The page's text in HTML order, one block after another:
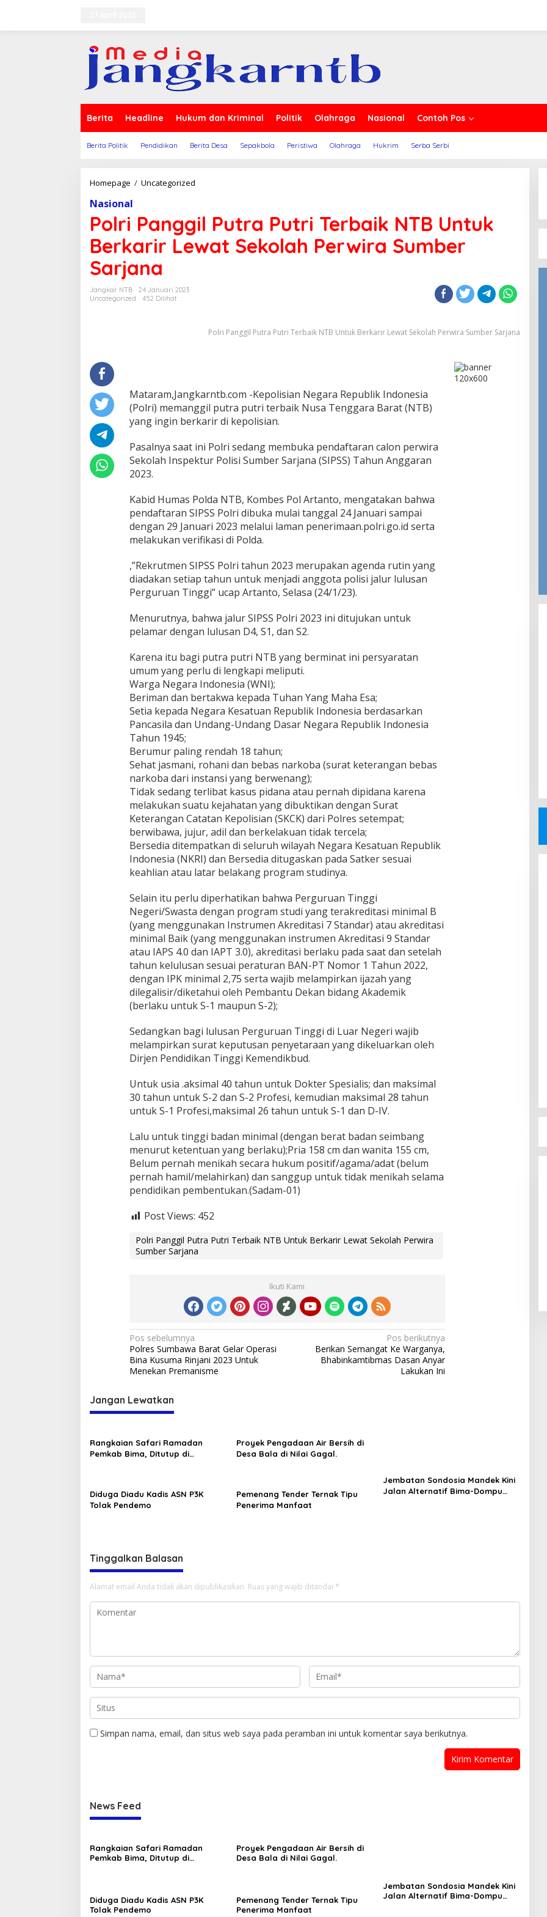
Berita Headline Hukum dan Kriminal Politik Olahraga Nasional Contoh Pos
Berita Politik Pendidikan Berita Desa Sepakbola Peristiwa Olahraga Hukrim Serba Serbi
Homepage / Uncategorized
Putri
Terbaik
Untuk
Nasional
Polri Panggil Putra Putri Terbaik NTB Untuk
Berkarir Lewat Sekolah Perwira Sumber
Sarjana
Jangkar NTB
24 Januari 2023
Uncategorized
452 Dilihat
Polri Panggil Putra Putri Terbaik NTB Untuk Berkarir Lewat Sekolah Perwira Sumber Sarjana
Mataram,Jangkarntb.com -Kepolisian Negara Republik Indonesia
(Polri) memanggil putra putri terbaik Nusa Tenggara Barat (NTB)
yang ingin berkarir di kepolisian.
Pasalnya saat ini Polri sedang membuka pendaftaran calon perwira
Sekolah Inspektur Polisi Sumber Sarjana (SIPSS) Tahun Anggaran
2023.
Kabid Humas Polda NTB, Kombes Pol Artanto, mengatakan bahwa
pendaftaran SIPSS Polri dibuka mulai tanggal 24 Januari sampai
dengan 29 Januari 2023 melalui laman penerimaan.polri.go.id serta
melakukan verifikasi di Polda.
,”Rekrutmen SIPSS Polri tahun 2023 merupakan agenda rutin yang
diadakan setiap tahun untuk menjadi anggota polisi jalur lulusan
Perguruan Tinggi” ucap Artanto, Selasa (24/1/23).
Menurutnya, bahwa jalur SIPSS Polri 2023 ini ditujukan untuk
pelamar dengan lulusan D4, S1, dan S2.
Karena itu bagi putra putri NTB yang berminat ini persyaratan
umum yang perlu di lengkapi meliputi.
Warga Negara Indonesia (WNI);
Beriman dan bertakwa kepada Tuhan Yang Maha Esa;
Setia kepada Negara Kesatuan Republik Indonesia berdasarkan
Pancasila dan Undang-Undang Dasar Negara Republik Indonesia
Tahun 1945;
Berumur paling rendah 18 tahun;
Sehat jasmani, rohani dan bebas narkoba (surat keterangan bebas
narkoba dari instansi yang berwenang);
Tidak sedang terlibat kasus pidana atau pernah dipidana karena
melakukan suatu kejahatan yang dibuktikan dengan Surat
Keterangan Catatan Kepolisian (SKCK) dari Polres setempat;
berwibawa, jujur, adil dan berkelakuan tidak tercela;
Bersedia ditempatkan di seluruh wilayah Negara Kesatuan Republik
Indonesia (NKRI) dan Bersedia ditugaskan pada Satker sesuai
keahlian atau latar belakang program studinya.
Selain itu perlu diperhatikan bahwa Perguruan Tinggi
Negeri/Swasta dengan program studi yang terakreditasi minimal B
(yang menggunakan Instrumen Akreditasi 7 Standar) atau akreditasi
minimal Baik (yang menggunakan instrumen Akreditasi 9 Standar
atau IAPS 4.0 dan IAPT 3.0), akreditasi berlaku pada saat dan setelah
tahun kelulusan sesuai peraturan BAN-PT Nomor 1 Tahun 2022,
dengan IPK minimal 2,75 serta wajib melampirkan ijazah yang
dilegalisir/diketahui oleh Pembantu Dekan bidang Akademik
(berlaku untuk S-1 maupun S-2);
Sedangkan bagi lulusan Perguruan Tinggi di Luar Negeri wajib
melampirkan surat keputusan penyetaraan yang dikeluarkan oleh
Dirjen Pendidikan Tinggi Kemendikbud.
Untuk usia .aksimal 40 tahun untuk Dokter Spesialis; dan maksimal
30 tahun untuk S-2 dan S-2 Profesi, kemudian maksimal 28 tahun
untuk S-1 Profesi,maksimal 26 tahun untuk S-1 dan D-IV.
Lalu untuk tinggi badan minimal (dengan berat badan seimbang
menurut ketentuan yang berlaku);Pria 158 cm dan wanita 155 cm,
Belum pernah menikah secara hukum positif/agama/adat (belum
pernah hamil/melahirkan) dan sanggup untuk tidak menikah selama
pendidikan pembentukan.(Sadam-01)
Post Views: 452
Polri Panggil Putra Putri Terbaik NTB Untuk Berkarir Lewat Sekolah Perwira
Sumber Sarjana
Ikuti Kami
Navigasi
pos
Pos sebelumnya
Polres Sumbawa Barat Gelar Operasi
Bina Kusuma Rinjani 2023 Untuk
Menekan Premanisme
Pos berikutnya
Berikan Semangat Ke Warganya,
Bhabinkamtibmas Dasan Anyar
Lakukan Ini
Jangan Lewatkan
Rangkaian Safari Ramadan
Pemkab Bima, Ditutup di
Proyek Pengadaan Air Bersih di
Desa Bala di Nilai Gagal.
Diduga Diadu Kadis ASN P3K
Tolak Pendemo
Pemenang Tender Ternak Tipu
Penerima Manfaat
Jembatan Sondosia Mandek Kini
Jalan Alternatif Bima-Dompu
Tinggalkan Balasan
Alamat email Anda tidak akan dipublikasikan. Ruas yang wajib ditandai *
Simpan nama, email, dan situs web saya pada peramban ini untuk komentar saya berikutnya.
News Feed
Rangkaian Safari Ramadan
Pemkab Bima, Ditutup di
Proyek Pengadaan Air Bersih di
Desa Bala di Nilai Gagal.
Diduga Diadu Kadis ASN P3K
Tolak Pendemo
Pemenang Tender Ternak Tipu
Penerima Manfaat
Jembatan Sondosia Mandek Kini
Jalan Alternatif Bima-Dompu